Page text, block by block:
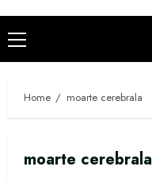
Primary
Menu
Home moarte cerebrala
moarte cerebrala